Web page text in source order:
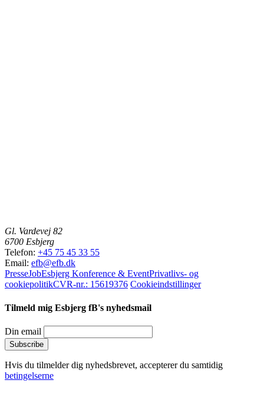
Gl. Vardevej 82
6700 Esbjerg
Telefon: +45 75 45 33 55
Email: efb@efb.dk
PresseJobEsbjerg Konference & EventPrivatlivs- og
cookiepolitikCVR-nr.: 15619376 Cookieindstillinger
Tilmeld mig Esbjerg fB's nyhedsmail
Din email
Hvis du tilmelder dig nyhedsbrevet, accepterer du samtidig
betingelserne